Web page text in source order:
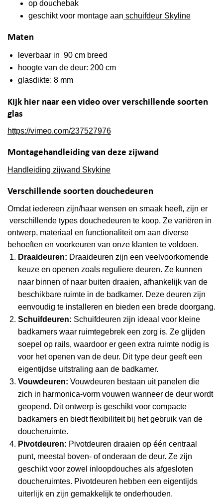
op douchebak
geschikt voor montage aan schuifdeur Skyline
Maten
leverbaar in 90 cm breed
hoogte van de deur: 200 cm
glasdikte: 8 mm
Kijk hier naar een video over verschillende soorten
glas
https://vimeo.com/237527976
Montagehandleiding van deze zijwand
Handleiding zijwand Skykine
Verschillende soorten douchedeuren
Omdat iedereen zijn/haar wensen en smaak heeft, zijn er
verschillende types douchedeuren te koop. Ze variëren in
ontwerp, materiaal en functionaliteit om aan diverse
behoeften en voorkeuren van onze klanten te voldoen.
Draaideuren: Draaideuren zijn een veelvoorkomende
keuze en openen zoals reguliere deuren. Ze kunnen
naar binnen of naar buiten draaien, afhankelijk van de
beschikbare ruimte in de badkamer. Deze deuren zijn
eenvoudig te installeren en bieden een brede doorgang.
Schuifdeuren: Schuifdeuren zijn ideaal voor kleine
badkamers waar ruimtegebrek een zorg is. Ze glijden
soepel op rails, waardoor er geen extra ruimte nodig is
voor het openen van de deur. Dit type deur geeft een
eigentijdse uitstraling aan de badkamer.
Vouwdeuren: Vouwdeuren bestaan uit panelen die
zich in harmonica-vorm vouwen wanneer de deur wordt
geopend. Dit ontwerp is geschikt voor compacte
badkamers en biedt flexibiliteit bij het gebruik van de
doucheruimte.
Pivotdeuren: Pivotdeuren draaien op één centraal
punt, meestal boven- of onderaan de deur. Ze zijn
geschikt voor zowel inloopdouches als afgesloten
doucheruimtes. Pivotdeuren hebben een eigentijds
uiterlijk en zijn gemakkelijk te onderhouden.